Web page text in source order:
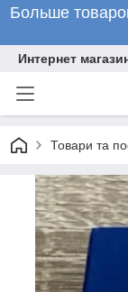
Больше
Интернет
Товари та